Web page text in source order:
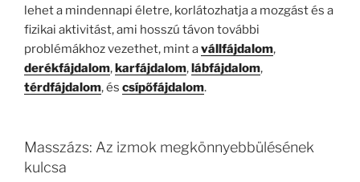
lehet a mindennapi életre, korlátozhatja a mozgást és a
fizikai aktivitást, ami hosszú távon további
problémákhoz vezethet, mint avállfájdalom,
derékfájdalom, karfájdalom, lábfájdalom,
térdfájdalom, és csípőfájdalom.
Masszázs: Az izmok megkönnyebbülésének
kulcsa